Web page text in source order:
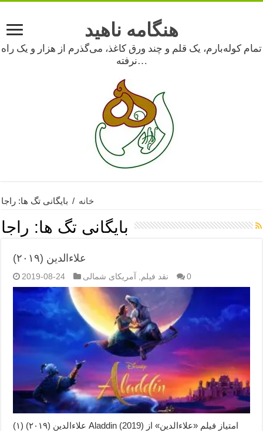
هنگامه ناهید
تمام کوله‌بارم، یک قلم و چند ورق کاغذ، می‌گذرم از هزار و یک راه
نرفته…
خانه / بایگانی تگ ها: راجا
بایگانی تگ ها: راجا
علاءالدین (۲۰۱۹)
2019-08-24 نقد فیلم آمریکای شمالی 0
علاءالدین (۲۰۱۹) (۱) Aladdin (2019) امتیاز فیلم «علاءالدین» از